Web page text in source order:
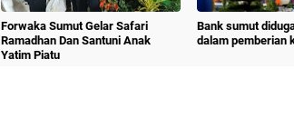
Forwaka Sumut Gelar Safari
Ramadhan Dan Santuni Anak
Yatim Piatu
Bank sumut
dalam pemberian